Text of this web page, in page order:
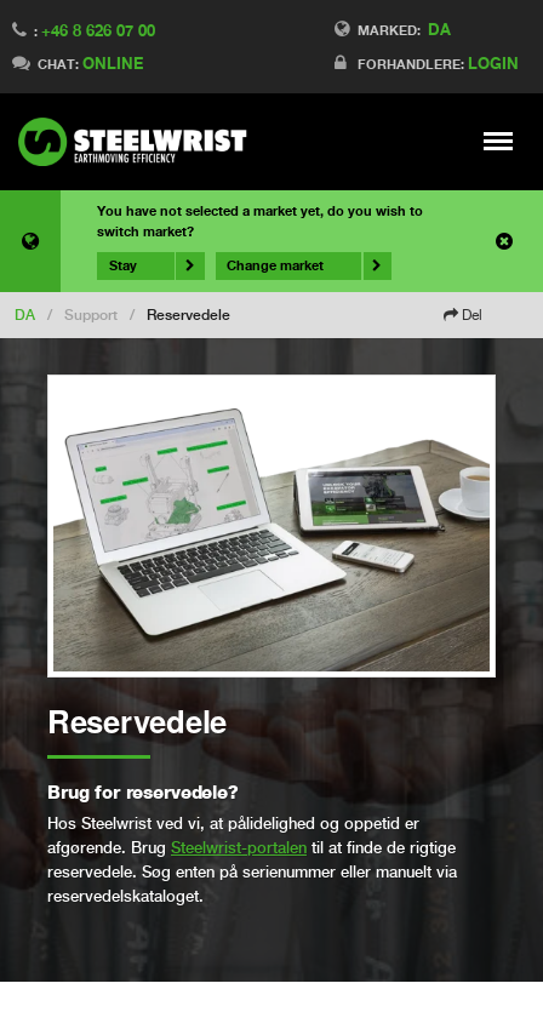
MARKED: DA
FORHANDLERE: LOGIN
: +46 8 626 07 00
CHAT: ONLINE
Meny
You have not selected a market yet, do you wish to
switch market?
Stay Change market
DA / Support / Reservedele Del
Reservedele
Brug for reservedele?
Hos Steelwrist ved vi, at pålidelighed og oppetid er
afgørende. Brug Steelwrist-portalen til at finde de rigtige
reservedele. Søg enten på serienummer eller manuelt via
reservedelskataloget.